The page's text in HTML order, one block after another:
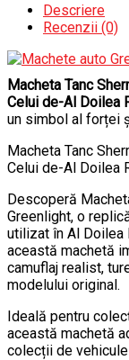
Sherman
Greenlight
Descriere
Recenzii (0)
Macheta Tanc
Celui de-Al Doilea
un simbol al forței
Macheta Tanc
Celui de-Al Doilea
Descoperă
Greenlight, o
utilizat în Al Doilea
această machetă
camuflaj realist,
modelului original.
Ideală pentru
această machetă
colecții de